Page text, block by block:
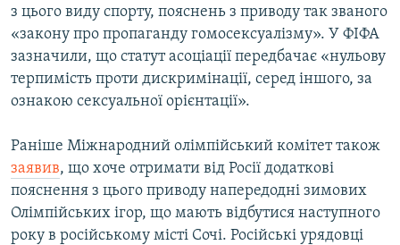
Усі сайти RFE/RL
з цього виду спорту, пояснень з приводу так званого
«закону про пропаганду гомосексуалізму». У ФІФА
зазначили, що статут асоціації передбачає «нульову
терпимість проти дискримінації, серед іншого, за
ознакою сексуальної орієнтації».
Раніше Міжнародний олімпійський комітет також
заявив, що хоче отримати від Росії додаткові
пояснення з цього приводу напередодні зимових
Олімпійських ігор, що мають відбутися наступного
року в російському місті Сочі. Російські урядовці